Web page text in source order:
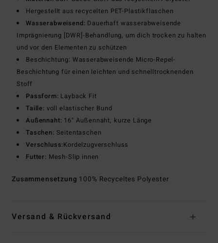
Hergestellt aus recycelten PET-Plastikflaschen
Wasserabweisend: Dauerhaft wasserabweisende
Imprägnierung [DWR]-Behandlung, um dich trocken zu halten
und vor den Elementen zu schützen
Beschichtung: Wasserabweisende Micro-Repel-
Beschichtung für einen leichten und schnelltrocknenden
Stoff
Passform: Layback Fit
Taille: voll elastischer Bund
Außennaht: 16" Außennaht, kurze Länge
Taschen: Seitentaschen
Verschluss:Kordelzugverschluss
Futter: Mesh-Slip innen
Zusammensetzung 100% Recyceltes Polyester
Versand & Rückversand